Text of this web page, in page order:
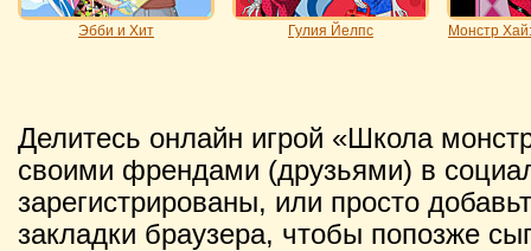
Эбби и Хит Гулия Йелпс Монстр
Делитесь онлайн игрой «Школа
своими френдами (друзьями) в
зарегистрированы, или просто
закладки браузера, чтобы попозже